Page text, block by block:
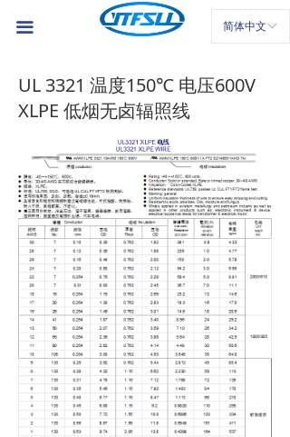
끀
首页
产品中心
联系我们
ꀅ
简体中文
UL 3321 温度150℃ 电压600V
XLPE 低烟无卤辐照线